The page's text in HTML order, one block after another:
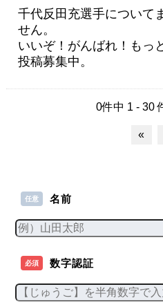
千代反田充選手について
せん。
いいぞ！がんばれ！もっ
投稿募集中。
0件中 1 - 30
«
任意 名前
必須 数字認証